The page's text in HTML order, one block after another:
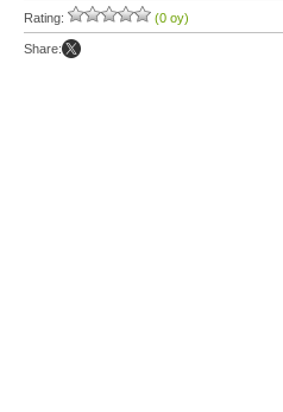
Rating: (0 oy)
Share: